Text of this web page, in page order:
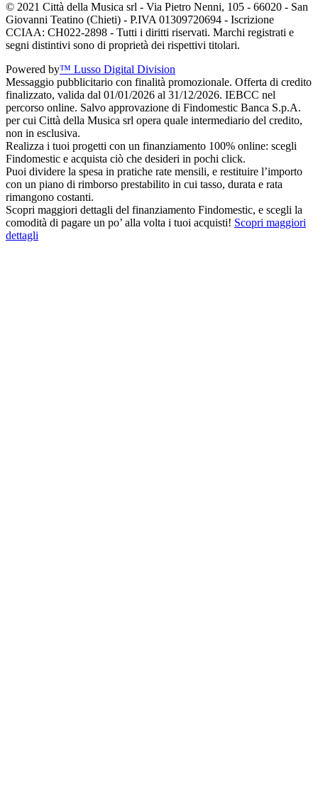
© 2021 Città della Musica srl - Via Pietro Nenni, 105 - 66020 - San
Giovanni Teatino (Chieti) - P.IVA 01309720694 - Iscrizione
CCIAA: CH022-2898 - Tutti i diritti riservati. Marchi registrati e
segni distintivi sono di proprietà dei rispettivi titolari.
Powered by™ Lusso Digital Division
Messaggio pubblicitario con finalità promozionale. Offerta di credito
finalizzato, valida dal 01/01/2026 al 31/12/2026. IEBCC nel
percorso online. Salvo approvazione di Findomestic Banca S.p.A.
per cui Città della Musica srl opera quale intermediario del credito,
non in esclusiva.
Realizza i tuoi progetti con un finanziamento 100% online: scegli
Findomestic e acquista ciò che desideri in pochi click.
Puoi dividere la spesa in pratiche rate mensili, e restituire l’importo
con un piano di rimborso prestabilito in cui tasso, durata e rata
rimangono costanti.
Scopri maggiori dettagli del finanziamento Findomestic, e scegli la
comodità di pagare un po’ alla volta i tuoi acquisti! Scopri maggiori
dettagli